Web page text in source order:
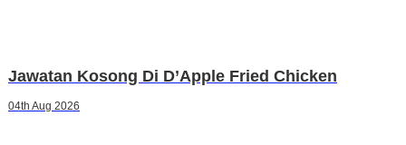
Jawatan Kosong Di D’Apple Fried Chicken
04th Aug 2026